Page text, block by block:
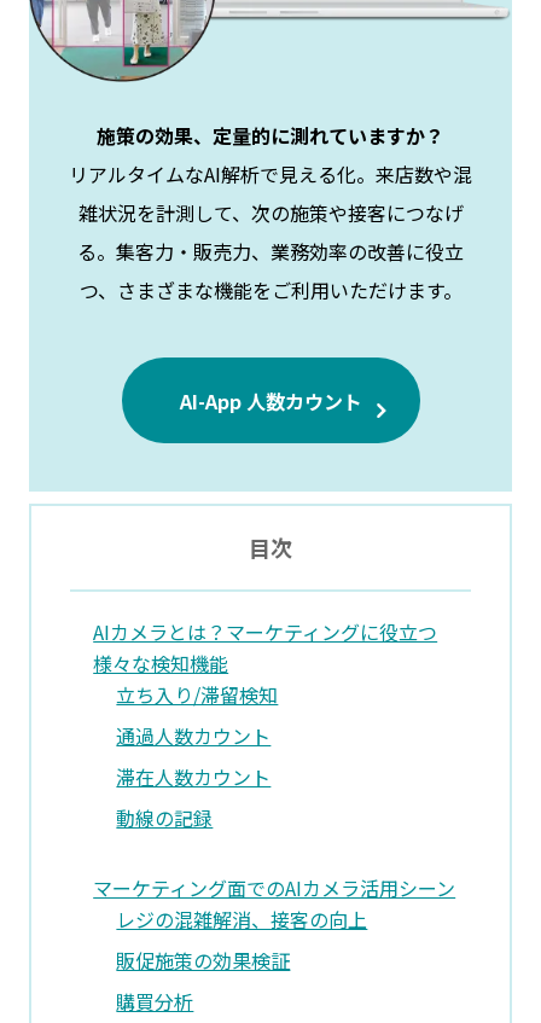
施策の効果、定量的に測れていますか？
リアルタイムなAI解析で見える化。来店数や混
雑状況を計測して、次の施策や接客につなげ
る。集客力・販売力、業務効率の改善に役立
つ、さまざまな機能をご利用いただけます。
AI-App 人数カウント
目次
AIカメラとは？マーケティングに役立つ
様々な検知機能
立ち入り/滞留検知
通過人数カウント
滞在人数カウント
動線の記録
マーケティング面でのAIカメラ活用シーン
レジの混雑解消、接客の向上
販促施策の効果検証
購買分析